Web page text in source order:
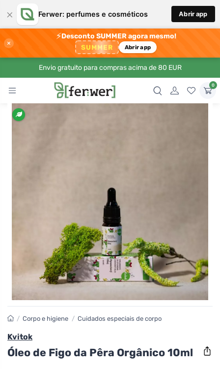
× Ferwer: perfumes e cosméticos Abrir app
×
⚡Desconto SUMMER agora mesmo!
SUMMER Abrir app
Envio gratuito para compras acima de 80 EUR
0
/ Corpo e higiene / Cuidados especiais de corpo
Kvitok
Óleo de Figo da Pêra Orgânico 10ml